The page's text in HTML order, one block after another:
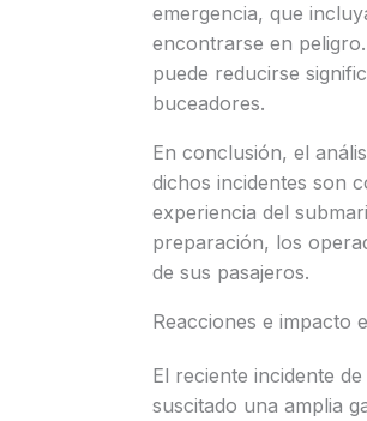
emergencia, que
encontrarse en
puede reducirse
buceadores.
En conclusión, el
dichos incidentes son
experiencia del
preparación, los
de sus pasajeros.
Reacciones e impacto
El reciente incidente
suscitado una amplia